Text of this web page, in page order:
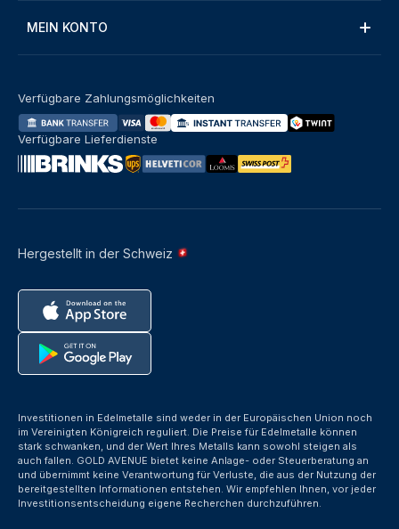
MEIN KONTO
Hergestellt in der Schweiz
Verfügbare Zahlungsmöglichkeiten
Verfügbare Lieferdienste
Investitionen in Edelmetalle sind weder in der Europäischen Union noch
im Vereinigten Königreich reguliert. Die Preise für Edelmetalle können
stark schwanken, und der Wert Ihres Metalls kann sowohl steigen als
auch fallen. GOLD AVENUE bietet keine Anlage- oder Steuerberatung an
und übernimmt keine Verantwortung für Verluste, die aus der Nutzung der
bereitgestellten Informationen entstehen. Wir empfehlen Ihnen, vor jeder
Investitionsentscheidung eigene Recherchen durchzuführen.